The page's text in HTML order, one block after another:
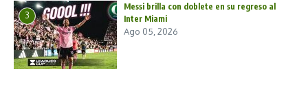
3
Messi brilla con doblete en su regreso al
Inter Miami
Ago 05, 2026